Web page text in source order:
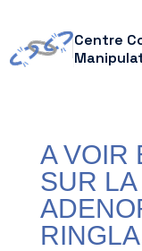
Centre
A VOIR
SUR